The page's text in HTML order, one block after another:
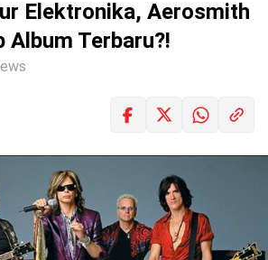
Elektronika, Aerosmith
Album Terbaru?!
LOGIN